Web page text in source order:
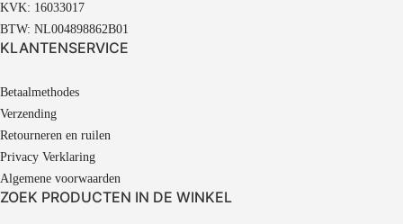
KVK: 16033017
BTW: NL004898862B01
KLANTENSERVICE
Betaalmethodes
Verzending
Retourneren en ruilen
Privacy Verklaring
Algemene voorwaarden
ZOEK PRODUCTEN IN DE WINKEL